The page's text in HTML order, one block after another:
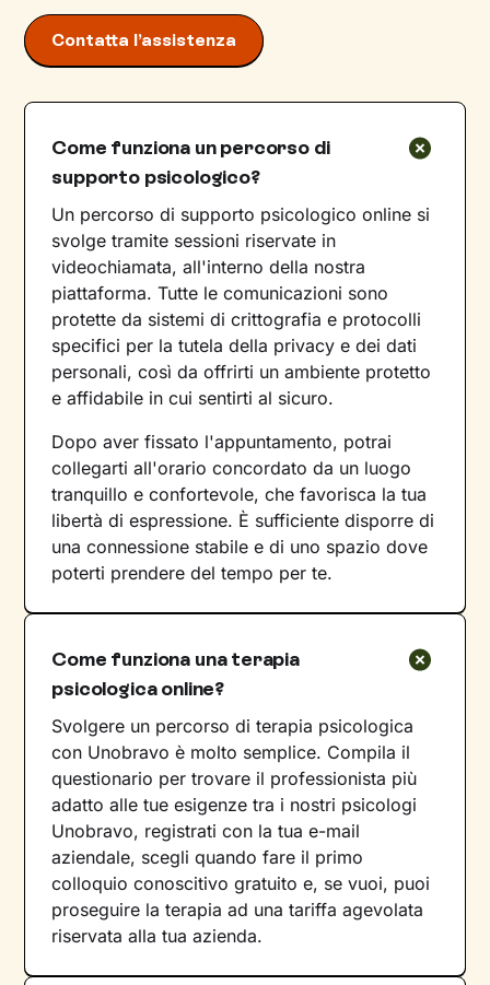
Contatta l’assistenza
Come funziona un percorso di
supporto psicologico?
Un percorso di supporto psicologico online si
svolge tramite sessioni riservate in
videochiamata, all'interno della nostra
piattaforma. Tutte le comunicazioni sono
protette da sistemi di crittografia e protocolli
specifici per la tutela della privacy e dei dati
personali, così da offrirti un ambiente protetto
e affidabile in cui sentirti al sicuro.
Dopo aver fissato l'appuntamento, potrai
collegarti all'orario concordato da un luogo
tranquillo e confortevole, che favorisca la tua
libertà di espressione. È sufficiente disporre di
una connessione stabile e di uno spazio dove
poterti prendere del tempo per te.
Come funziona una terapia
psicologica online?
Svolgere un percorso di terapia psicologica
con Unobravo è molto semplice. Compila il
questionario per trovare il professionista più
adatto alle tue esigenze tra i nostri psicologi
Unobravo, registrati con la tua e-mail
aziendale, scegli quando fare il primo
colloquio conoscitivo gratuito e, se vuoi, puoi
proseguire la terapia ad una tariffa agevolata
riservata alla tua azienda.